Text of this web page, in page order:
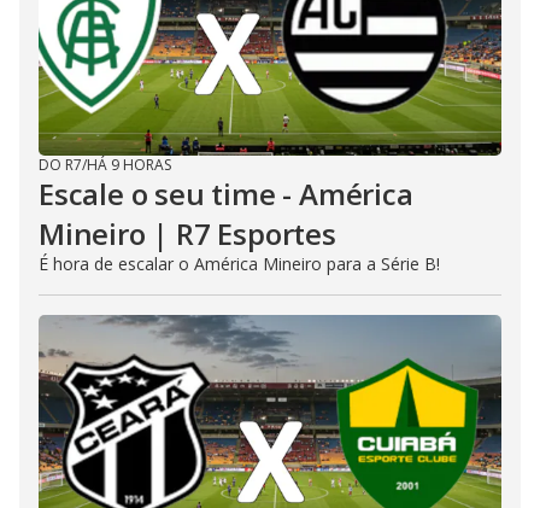
DO R7/HÁ 9 HORAS
Escale o seu time - América
Mineiro | R7 Esportes
É hora de escalar o América Mineiro para a Série B!